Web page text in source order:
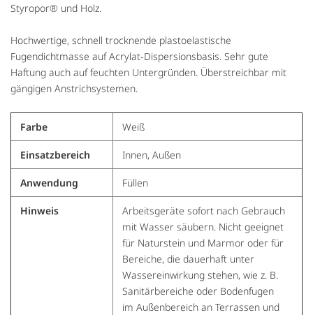
Styropor® und Holz.
Hochwertige, schnell trocknende plastoelastische
Fugendichtmasse auf Acrylat-Dispersionsbasis. Sehr gute
Haftung auch auf feuchten Untergründen. Überstreichbar mit
gängigen Anstrichsystemen.
Farbe Weiß
Einsatzbereich Innen, Außen
Anwendung Füllen
Hinweis
Arbeitsgeräte sofort nach Gebrauch
mit Wasser säubern. Nicht geeignet
für Naturstein und Marmor oder für
Bereiche, die dauerhaft unter
Wassereinwirkung stehen, wie z. B.
Sanitärbereiche oder Bodenfugen
im Außenbereich an Terrassen und